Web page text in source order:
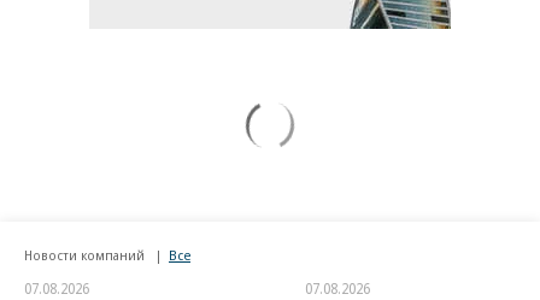
Новости компаний Все
07.08.2026 07.08.2026